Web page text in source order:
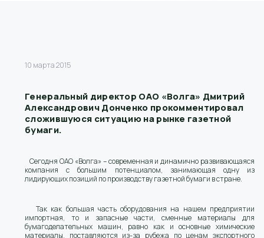
10 марта 2015
Генеральный директор ОАО «Волга» Дмитрий
Александрович Донченко прокомментировал
сложившуюся ситуацию на рынке газетной
бумаги.
Сегодня ОАО «Волга» – современная и динамично развивающаяся
компания с большим потенциалом, занимающая одну из
лидирующих позиций по производству газетной бумаги в стране.
Так как большая часть оборудования на нашем предприятии
импортная, то и запасные части, сменные материалы для
бумагоделательных машин, равно как и основные химические
материалы, поставляются из-за рубежа по ценам экспортного